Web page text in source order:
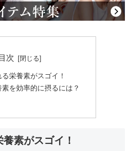
目次
る栄養素がスゴイ！
素を効率的に摂るには？
養素がスゴイ！